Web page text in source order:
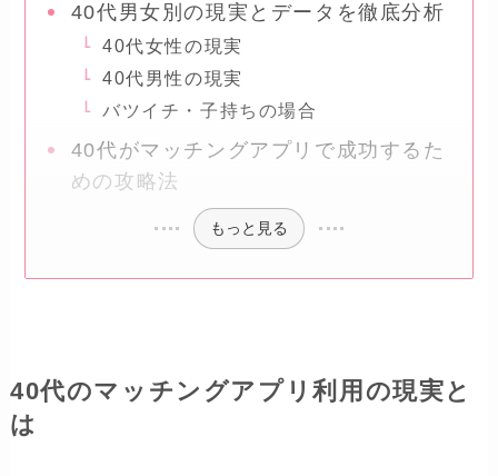
40代男女別の現実とデータを徹底分析
40代女性の現実
40代男性の現実
バツイチ・子持ちの場合
40代がマッチングアプリで成功するた
めの攻略法
もっと見る
40代のマッチングアプリ利用の現実と
は